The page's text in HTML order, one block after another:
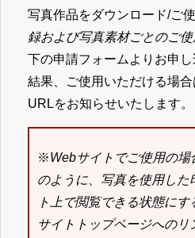
写真作品をダウンロード/ご
録および写真素材ごとのご
下の申請フォームよりお申
結果、ご使用いただける場
URLをお知らせいたします。
※Webサイトでご使用の
のように、写真を使用した
ト上で閲覧できる状態に
サイトトップページへの